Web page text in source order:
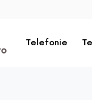
Telefonie